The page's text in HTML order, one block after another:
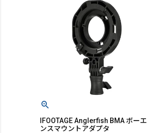
IFOOTAGE Anglerfish BMA ボーエ
ンスマウントアダプタ